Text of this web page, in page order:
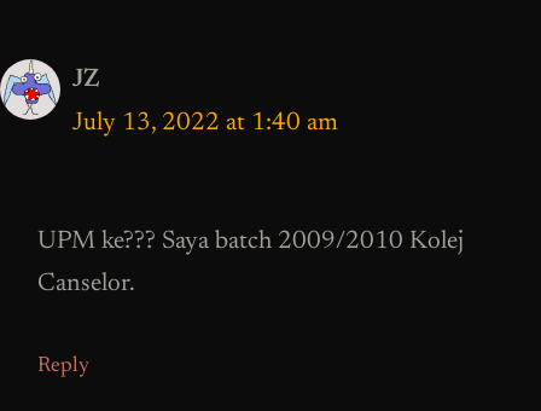
JZ
July 13, 2022 at 1:40 am
UPM ke??? Saya batch 2009/2010 Kolej
Canselor.
Reply